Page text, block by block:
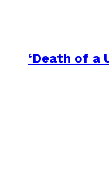
‘Death of a